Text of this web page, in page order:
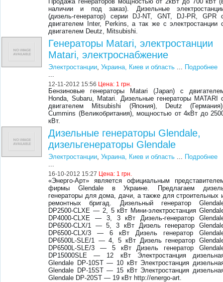
наличии и под заказ). Дизельные
(дизель-генератор) серии DJ-NT, GNT, DJ-PR, GPR
двигателем Inter, Perkins, а так же с электростанции
двигателем Deutz, Mitsubishi.
Генераторы Matari, электростанции
Matari, электроснабжение
Электростанции,Украина, Киев и область ... Подробнее
...
12-11-2012 15:56 Цена: 1 грн.
Бензиновые генераторы Matari (Japan) с
Honda, Subaru, Matari. Дизельные генераторы MATARI
двигателем Mitsubishi (Япония), Deutz
Cummins (Великобритания), мощностью от 4кВт до
кВт.
Дизельные генераторы Glendale,
дизельгенераторы Glendale
Электростанции,Украина, Киев и область ... Подробнее
...
16-10-2012 15:27 Цена: 1 грн.
«Энерго-Арт» является официальным
фирмы Glendale в Украине. Предлагаем
генераторы для дома, дачи, а также для строительных
ремонтных бригад. Дизельный генератор
DP2500-CLXE — 2, 5 кВт Мини-электростанция
DP4000-CLXE — 3, 3 кВт Дизель-генератор
DP6500-CLX/1 — 5, 3 кВт Дизель генератор
DP6500-CLX/3 — 6 кВт Дизель генератор
DP6500L-SLE/1 — 4, 5 кВт Дизель генератор
DP6500L-SLE/3 — 5 кВт Дизель генератор
DP15000SLE — 12 кВт Электростанция
Glendale DP-10ST — 10 кВт Электростанция
Glendale DP-15ST — 15 кВт Электростанция
Glendale DP-20ST — 19 кВт http://energo-art.